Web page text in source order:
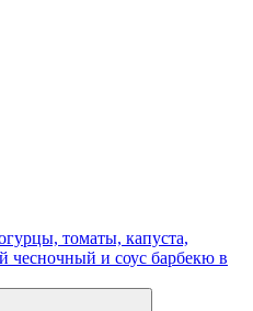
томаты, капуста,
чесночный и соус барбекю в